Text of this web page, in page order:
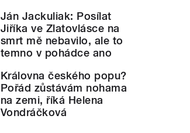
Ján Jackuliak: Posílat
Jiříka ve Zlatovlásce na
smrt mě nebavilo, ale to
temno v pohádce ano
Královna českého popu?
Pořád zůstávám nohama
na zemi, říká Helena
Vondráčková